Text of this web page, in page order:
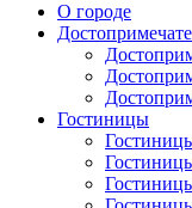
О городе
Гостиницы